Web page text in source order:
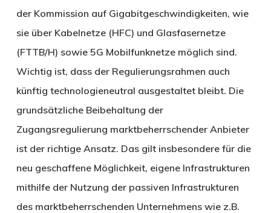
der Kommission auf Gigabitgeschwindigkeiten, wie
sie über Kabelnetze (HFC) und Glasfasernetze
(FTTB/H) sowie 5G Mobilfunknetze möglich sind.
Wichtig ist, dass der Regulierungsrahmen auch
künftig technologieneutral ausgestaltet bleibt. Die
grundsätzliche Beibehaltung der
Zugangsregulierung marktbeherrschender Anbieter
ist der richtige Ansatz. Das gilt insbesondere für die
neu geschaffene Möglichkeit, eigene Infrastrukturen
mithilfe der Nutzung der passiven Infrastrukturen
des marktbeherrschenden Unternehmens wie z.B.